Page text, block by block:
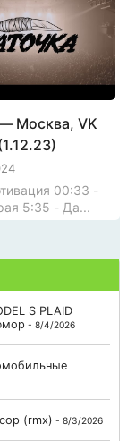
Москва, VK
00:33 -
5:35 - Да...
S PLAID
- 8/4/2026
(rmx) - 8/3/2026